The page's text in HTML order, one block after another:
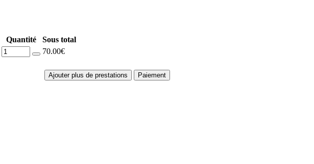
Quantité
Sous total
70.00€
Ajouter plus de prestations Paiement